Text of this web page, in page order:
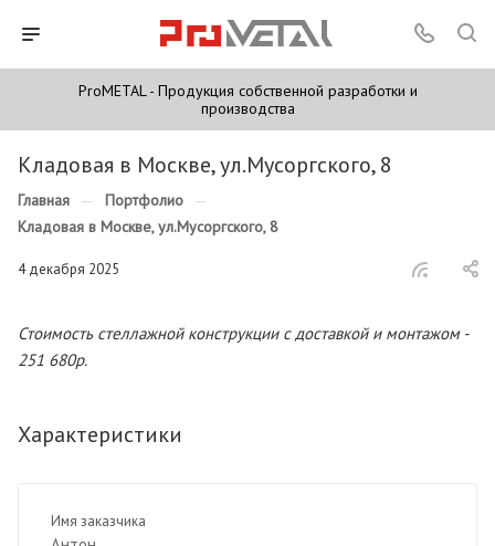
ProMETAL - Продукция собственной разработки и
производства
Кладовая в Москве, ул.Мусоргского, 8
Главная — Портфолио —
Кладовая в Москве, ул.Мусоргского, 8
4 декабря 2025
Стоимость стеллажной конструкции с доставкой и монтажом -
251 680р.
Характеристики
Имя заказчика